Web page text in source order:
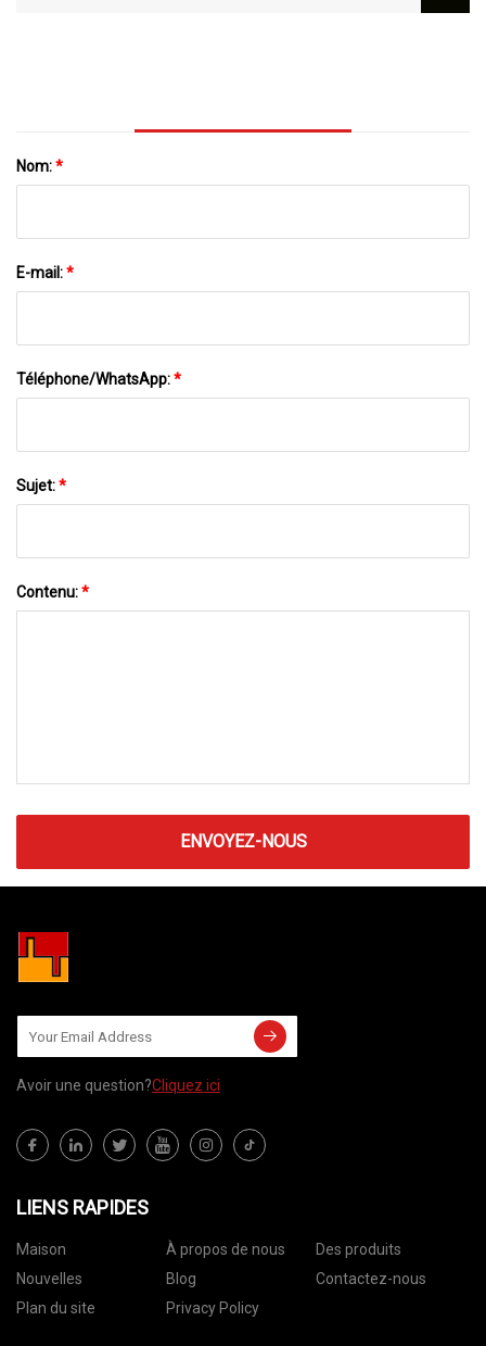
Nom:*
E-mail:*
Téléphone/WhatsApp:*
Sujet:*
Contenu:*
ENVOYEZ-NOUS
Avoir une question?Cliquez ici
LIENS RAPIDES
Maison À propos de nous
Des produits
Nouvelles
Blog
Contactez-nous
Plan du site
Privacy Policy